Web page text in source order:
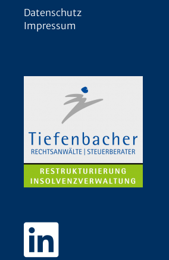
Datenschutz
Impressum